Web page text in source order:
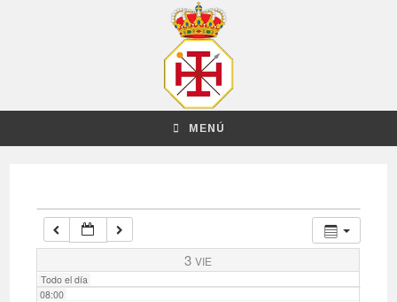
MENÚ
3 VIE
Todo el día
07:00
08:00